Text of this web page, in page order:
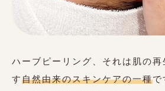
ハーブピーリング、それは肌の再
す自然由来のスキンケアの一種で